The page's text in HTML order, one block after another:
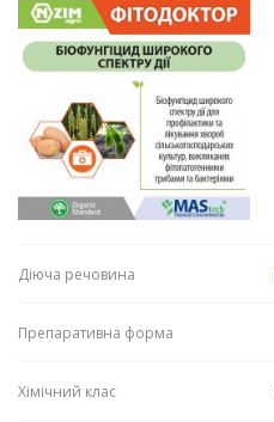
Діюча речовина
Препаративна форма
Хімічний клас